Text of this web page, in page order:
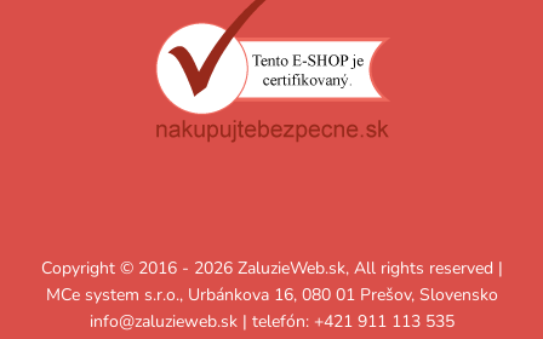
Copyright © 2016 - 2026 ZaluzieWeb.sk, All rights reserved |
MCe system s.r.o., Urbánkova 16, 080 01 Prešov, Slovensko
info@zaluzieweb.sk| telefón: +421 911 113 535